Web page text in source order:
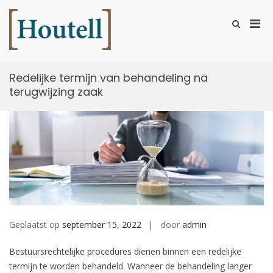
naar
inhoud
Toon
Redelijke termijn van behandeling na
terugwijzing zaak
Geplaatst op september 15, 2022 door admin
Bestuursrechtelijke procedures dienen binnen een redelijke
termijn te worden behandeld. Wanneer de behandeling langer